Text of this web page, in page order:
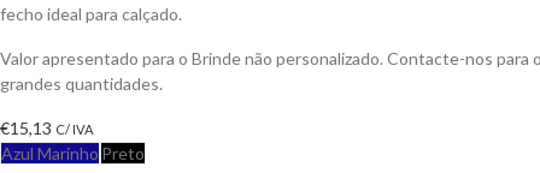
fecho ideal para calçado.
Valor apresentado para o Brinde não personalizado. Contacte-nos
grandes quantidades.
€15,13 C/ IVA
Azul Marinho Preto